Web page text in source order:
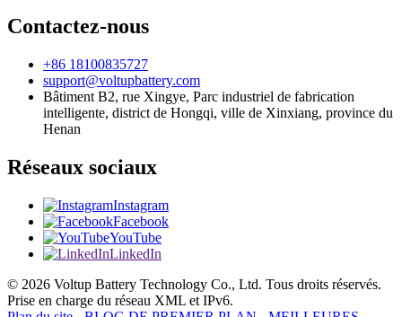
Contactez-nous
+86 18100835727
support@voltupbattery.com
Bâtiment B2, rue Xingye, Parc industriel de fabrication
intelligente, district de Hongqi, ville de Xinxiang, province du
Henan
Réseaux sociaux
Instagram
Facebook
YouTube
LinkedIn
© 2026 Voltup Battery Technology Co., Ltd. Tous droits réservés.
Prise en charge du réseau XML et IPv6.